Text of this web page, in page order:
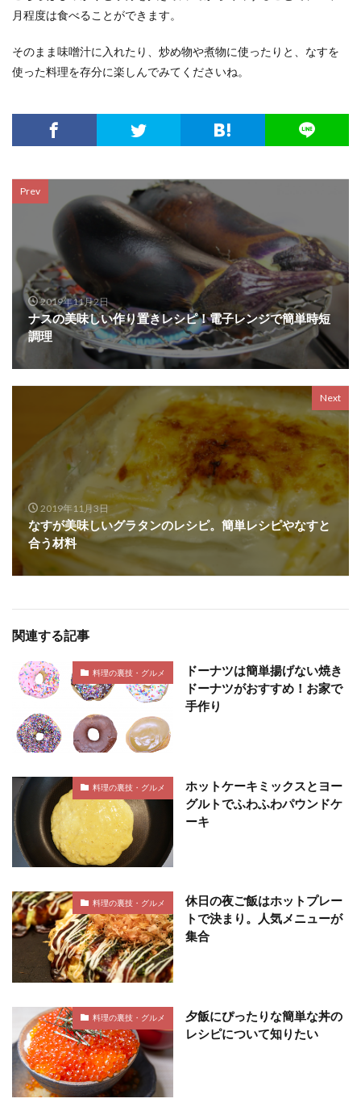
月程度は食べることができます。
そのまま味噌汁に入れたり、炒め物や煮物に使ったりと、なすを
使った料理を存分に楽しんでみてくださいね。
Prev
2019年11月2日
ナスの美味しい作り置きレシピ！電子レンジで簡単時短
調理
Next
2019年11月3日
なすが美味しいグラタンのレシピ。簡単レシピやなすと
合う材料
関連する記事
料理の裏技・グルメ
ドーナツは簡単揚げない焼き
ドーナツがおすすめ！お家で
手作り
料理の裏技・グルメ
ホットケーキミックスとヨー
グルトでふわふわパウンドケ
ーキ
料理の裏技・グルメ
休日の夜ご飯はホットプレー
トで決まり。人気メニューが
集合
料理の裏技・グルメ
夕飯にぴったりな簡単な丼の
レシピについて知りたい